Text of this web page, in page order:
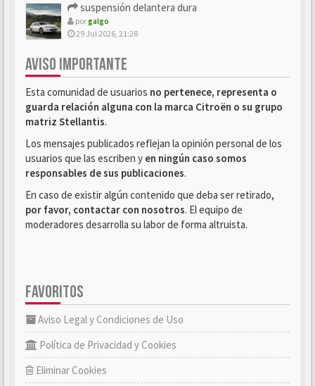
suspensión delantera dura
porgalgo
29 Jul 2026, 21:28
AVISO IMPORTANTE
Esta comunidad de usuarios no pertenece, representa o
guarda relación alguna con la marca Citroën o su grupo
matriz Stellantis.
Los mensajes publicados reflejan la opinión personal de los
usuarios que las escriben y en ningún caso somos
responsables de sus publicaciones.
En caso de existir algún contenido que deba ser retirado,
por favor, contactar con nosotros. El equipo de
moderadores desarrolla su labor de forma altruista.
FAVORITOS
Aviso Legal y Condiciones de Uso
Política de Privacidad y Cookies
Eliminar Cookies